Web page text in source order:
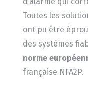
Toutes les
ont pu être
des systèmes
norme
française NFA2P.